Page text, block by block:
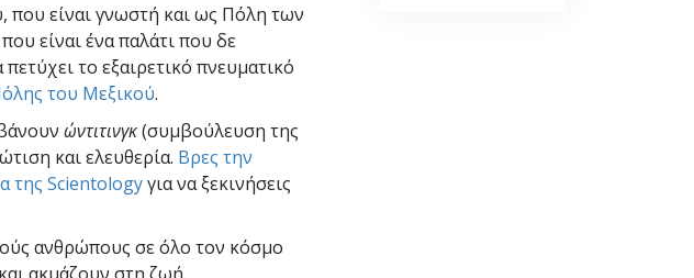
που είναι γνωστή και ως Πόλη των
είναι ένα παλάτι που δε
το εξαιρετικό πνευματικό
του Μεξικού.
ώντιτινγκ(συμβούλευση της
και ελευθερία. Βρες την
της Scientologyγια να ξεκινήσεις
ανθρώπους σε όλο τον κόσμο